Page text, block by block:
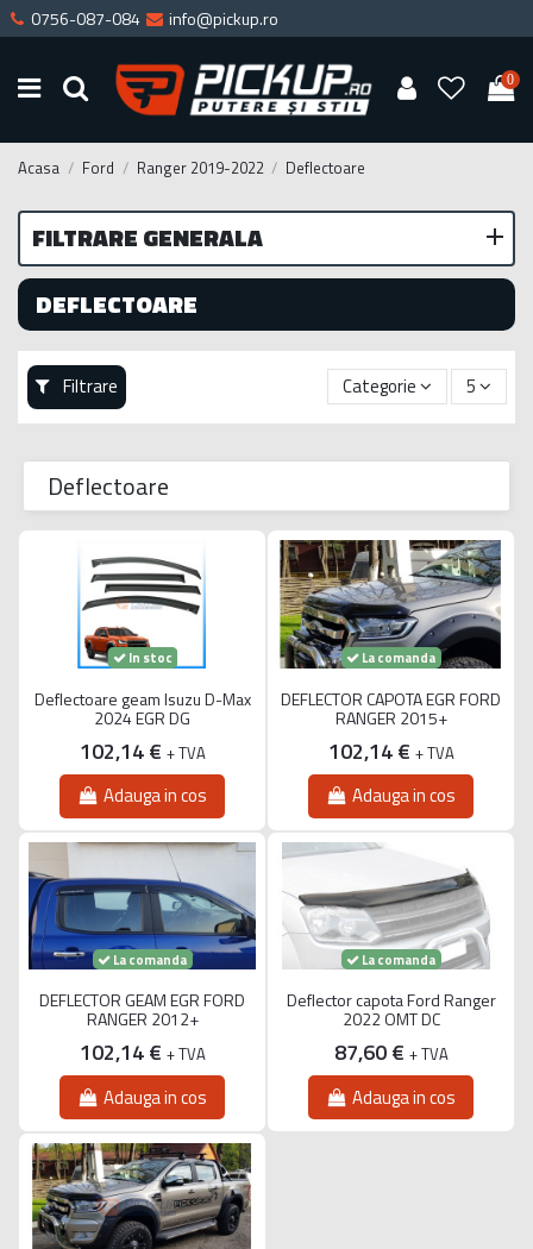
0756-087-084 info@pickup.ro
0
Acasa Ford Ranger 2019-2022 Deflectoare
DEFLECTOARE
Filtrare Categorie 5
Deflectoare
In stoc
Deflectoare geam Isuzu D-Max
2024 EGR DG
102,14 € + TVA
Adauga in cos
La comanda
DEFLECTOR CAPOTA EGR FORD
RANGER 2015+
102,14 € + TVA
Adauga in cos
La comanda
DEFLECTOR GEAM EGR FORD
RANGER 2012+
102,14 € + TVA
Adauga in cos
La comanda
Deflector capota Ford Ranger
2022 OMT DC
87,60 € + TVA
Adauga in cos
FILTRARE GENERALA